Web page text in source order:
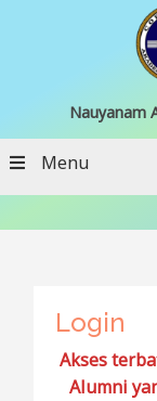
Nauyanam
Menu
Login
Akses
Alumni